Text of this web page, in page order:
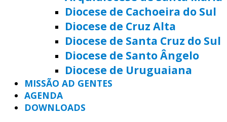
Diocese de Cachoeira do Sul
Diocese de Cruz Alta
Diocese de Santa Cruz do Sul
Diocese de Santo Ângelo
Diocese de Uruguaiana
MISSÃO AD GENTES
AGENDA
DOWNLOADS